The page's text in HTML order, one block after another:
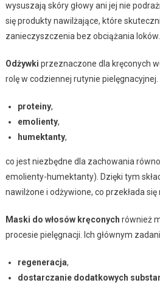
wysuszają skóry głowy ani jej nie
się produkty nawilżające, które
zanieczyszczenia bez obciążania loków.
Odżywki przeznaczone dla kręconych
rolę w codziennej rutynie
proteiny,
emolienty,
humektanty,
co jest niezbędne dla zachowania
emolienty-humektanty). Dzięki tym
nawilżone i odżywione, co przekłada się
Maski do włosów kręconych również
procesie pielęgnacji. Ich głównym
regeneracja,
dostarczanie dodatkowych